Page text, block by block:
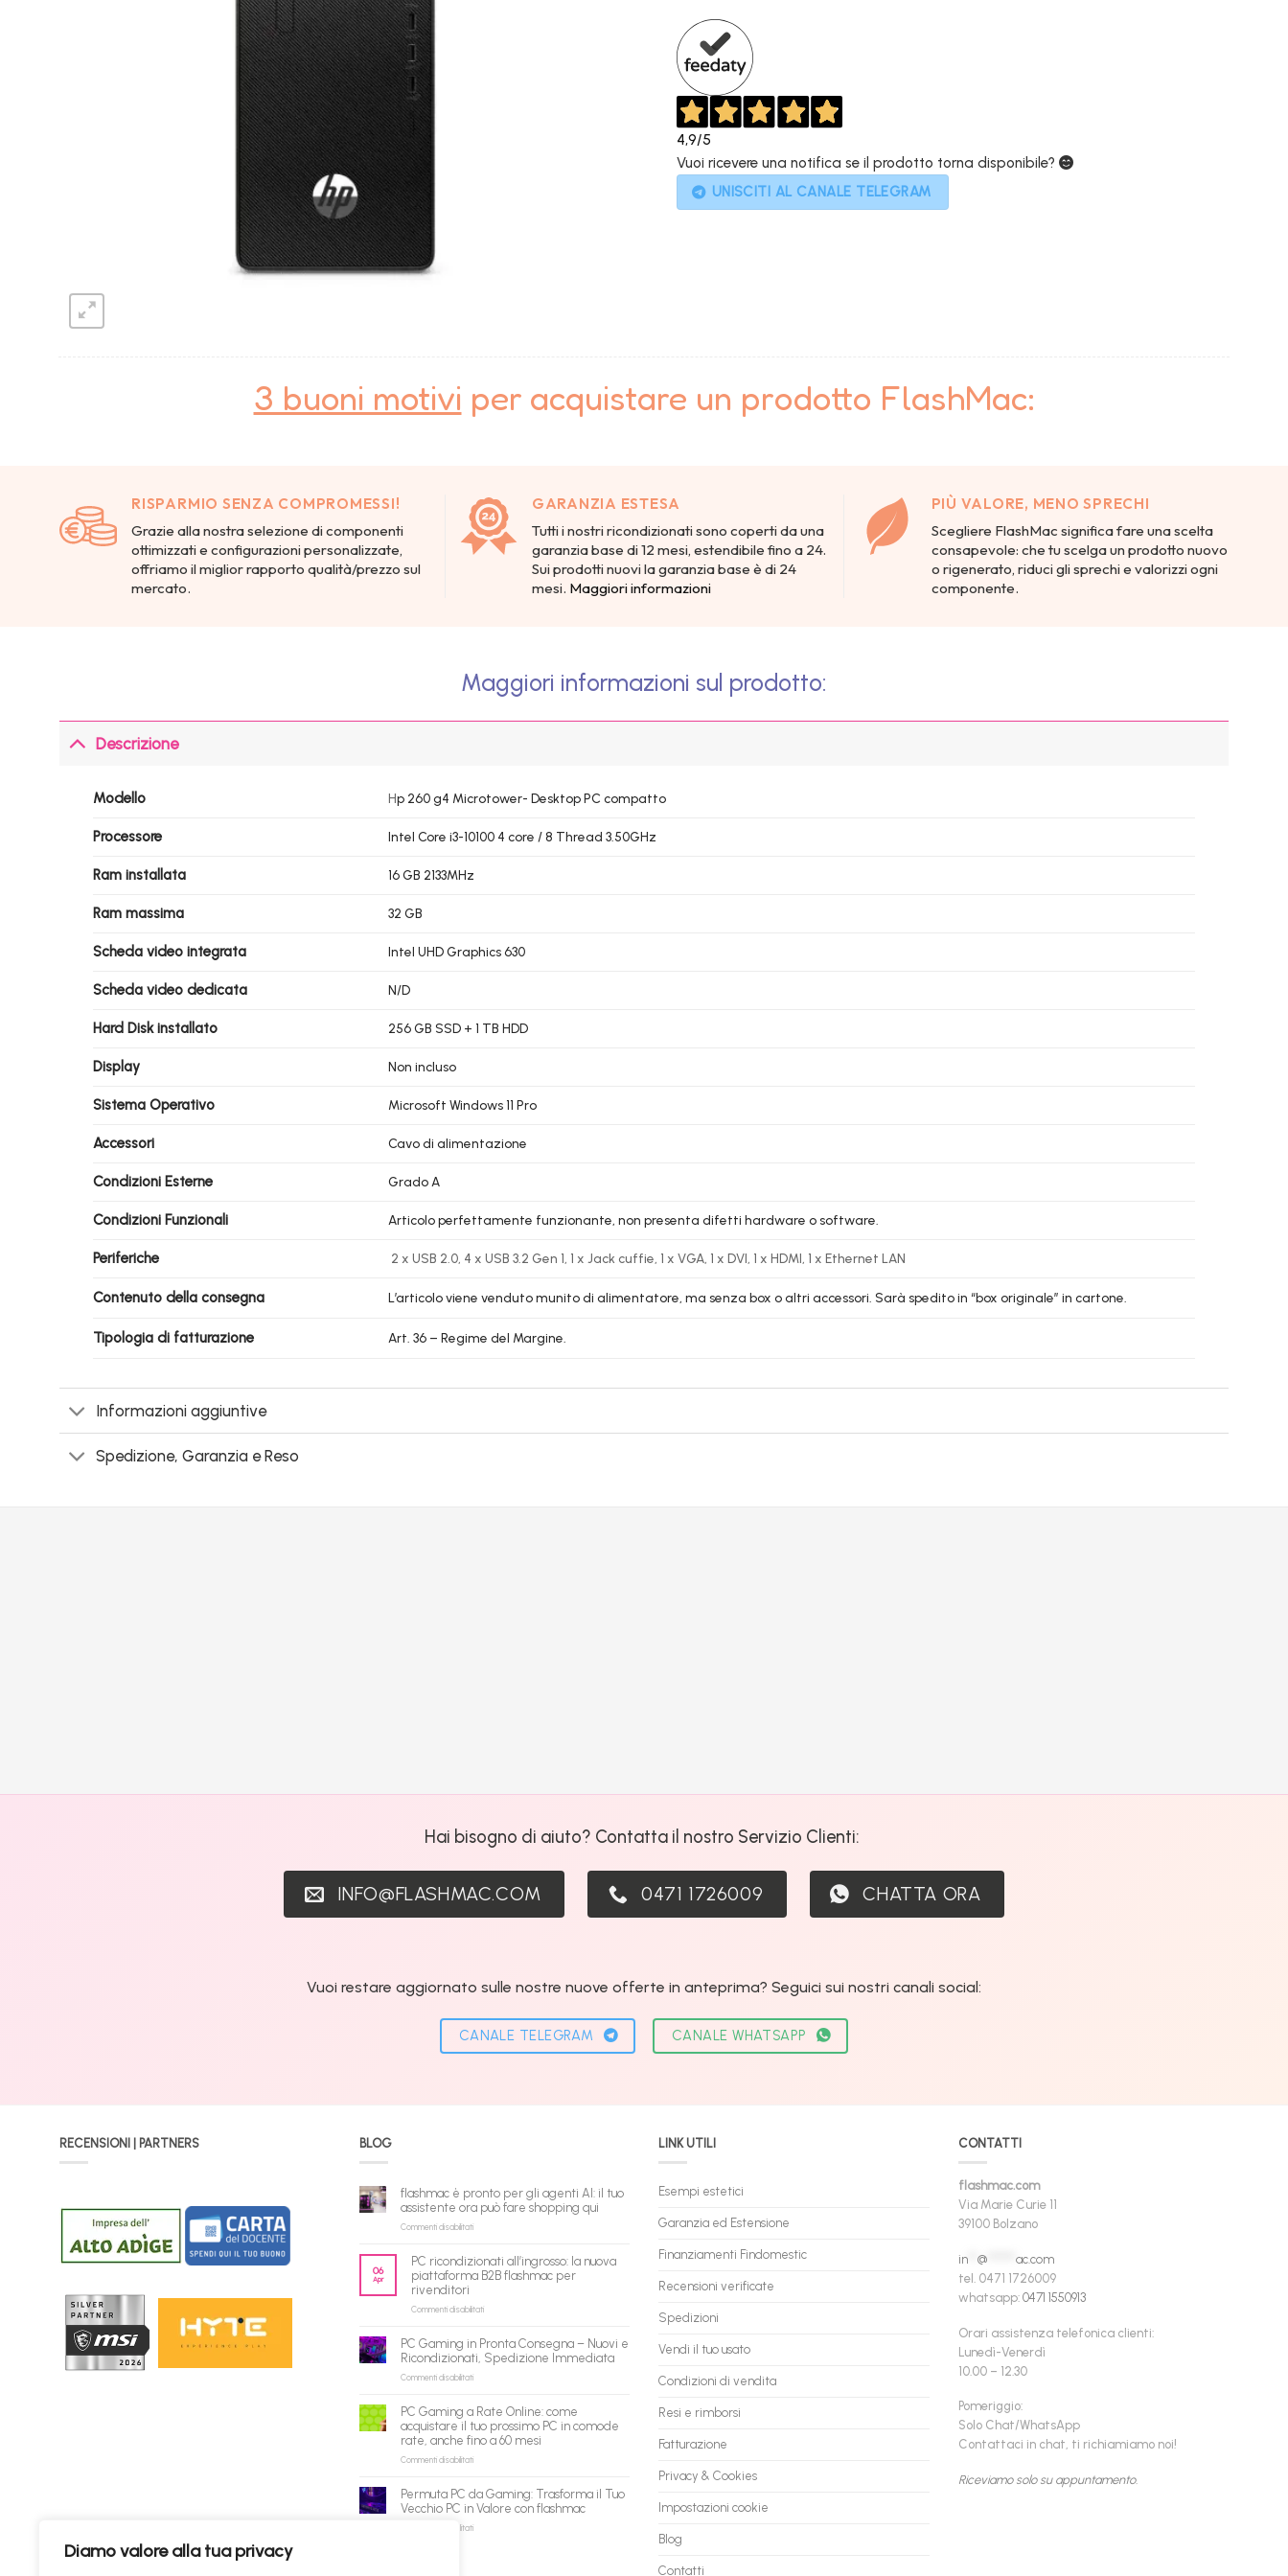
Diamo valore alla tua privacy
4,9/5
Vuoi ricevere una notifica se il prodotto torna disponibile?
UNISCITI AL CANALE TELEGRAM
3 buoni motivi per acquistare un prodotto FlashMac:
RISPARMIO SENZA COMPROMESSI!
Grazie alla nostra selezione di componenti
ottimizzati e configurazioni personalizzate,
offriamo il miglior rapporto qualità/prezzo sul
mercato.
GARANZIA ESTESA
Tutti i nostri ricondizionati sono coperti da una
garanzia base di 12 mesi, estendibile fino a 24.
Sui prodotti nuovi la garanzia base è di 24
mesi. Maggiori informazioni
PIÙ VALORE, MENO SPRECHI
Scegliere FlashMac significa fare una scelta
consapevole: che tu scelga un prodotto nuovo
o rigenerato, riduci gli sprechi e valorizzi ogni
componente.
Maggiori informazioni sul prodotto:
Descrizione
Modello Hp 260 g4 Microtower- Desktop PC compatto
Processore Intel Core i3-10100 4 core / 8 Thread 3.50GHz
Ram installata 16 GB 2133MHz
Ram massima 32 GB
Scheda video integrata Intel UHD Graphics 630
Scheda video dedicata N/D
Hard Disk installato 256 GB SSD + 1 TB HDD
Display Non incluso
Sistema Operativo Microsoft Windows 11 Pro
Accessori Cavo di alimentazione
Condizioni Esterne Grado A
Condizioni Funzionali Articolo perfettamente funzionante, non presenta difetti hardware o software.
Periferiche 2 x USB 2.0, 4 x USB 3.2 Gen 1, 1 x Jack cuffie, 1 x VGA, 1 x DVI, 1 x HDMI, 1 x Ethernet LAN
Contenuto della consegna L’articolo viene venduto munito di alimentatore, ma senza box o altri accessori. Sarà spedito in “box originale” in cartone.
Tipologia di fatturazione Art. 36 – Regime del Margine.
Informazioni aggiuntive
Spedizione, Garanzia e Reso
Hai bisogno di aiuto? Contatta il nostro Servizio Clienti:
INFO@FLASHMAC.COM 0471 1726009 CHATTA ORA
Vuoi restare aggiornato sulle nostre nuove offerte in anteprima? Seguici sui nostri canali social:
CANALE TELEGRAM CANALE WHATSAPP
RECENSIONI | PARTNERS BLOG
flashmac è pronto per gli agenti AI: il tuo
assistente ora può fare shopping qui
Commenti disabilitatisu
pronto
per
agenti
tuo
assistente
shopping
qui
06
Apr
PC ricondizionati all’ingrosso: la nuova
piattaforma B2B flashmac per
rivenditori
Commenti disabilitatisu
all’ingrosso:
la
flashmac
per
rivenditori
PC Gaming in Pronta Consegna – Nuovi e
Ricondizionati, Spedizione Immediata
Commenti disabilitatisu
in
Pronta
Consegna
–
Ricondizionati,
Spedizione
PC Gaming a Rate Online: come
acquistare il tuo prossimo PC in comode
rate, anche fino a 60 mesi
Commenti disabilitatisu
a
Rate
Online:
Permuta PC da Gaming: Trasforma il Tuo
Vecchio PC in Valore con flashmac
Commenti disabilitatisu
LINK UTILI
Esempi estetici
Garanzia ed Estensione
Finanziamenti Findomestic
Recensioni verificate
Spedizioni
Vendi il tuo usato
Condizioni di vendita
Resi e rimborsi
Fatturazione
Privacy & Cookies
Impostazioni cookie
Blog
Contatti
CONTATTI
flashmac.com
Via Marie Curie 11
39100 Bolzano
in** @****** ac.com
tel. 0471 1726009
whatsapp: 0471 1550913
Orari assistenza telefonica clienti:
Lunedì-Venerdì
10.00 – 12.30
Pomeriggio:
Solo Chat/WhatsApp
Contattaci in chat, ti richiamiamo noi!
Riceviamo solo su appuntamento.